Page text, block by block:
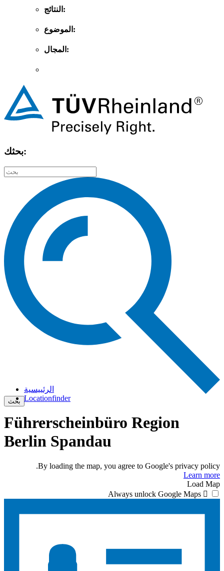
النتائج:
الموضوع:
المجال:
بحثك:
بحث
الرئييسية
Locationfinder
Führerscheinbüro Region
Berlin Spandau
By loading the map, you agree to Google's privacy policy.
Learn more
Load Map
Always unlock Google Maps